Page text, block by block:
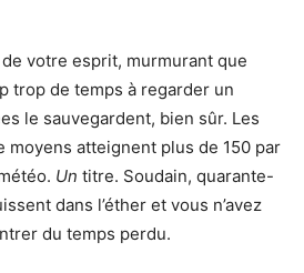
votre esprit, murmurant que
trop de temps à regarder un
le sauvegardent, bien sûr. Les
moyens atteignent plus de 150 par
Un titre. Soudain, quarante-
dans l’éther et vous n’avez
du temps perdu.